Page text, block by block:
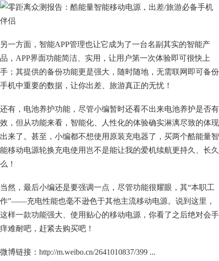
另一方面，智能APP管理也让它成为了一台名副其实的智能产
品，APP界面功能简洁、实用，让用户第一次体验即可很快上
手；其提供的备份功能更是强大，随时随地，无需联网即可备份
手机中重要的数据，让你出差、旅游真正的无忧！
还有，电池养护功能，尽管小编暂时还看不出来电池养护是否有
效，但从功能来看，智能化、人性化的体验确实淋漓尽致的体现
出来了。甚至，小编都不想使用原装充电器了，买两个酷能量智
能移动电源轮换充电使用岂不是能让我的爱机续航更持久、长久
么！
当然，最后小编还是要强调一点，尽管功能很耀眼，其“本职工
作”——充电性能也毫不逊色于其他主流移动电源。说到这里，
这样一款功能强大、使用贴心的移动电源，你看了之后绝对会手
痒难耐吧，赶紧去购买吧！
微博链接：http://m.weibo.cn/2641010837/399 ...